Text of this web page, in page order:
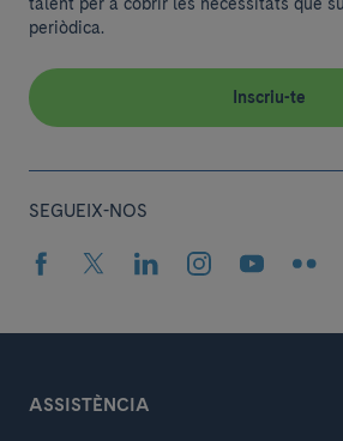
periòdica.
Inscriu-te
SEGUEIX-NOS
ASSISTÈNCIA